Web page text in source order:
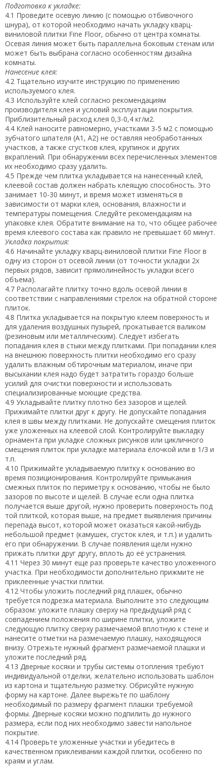
Подготовка к укладке:
4.1 Проведите осевую линию (с помощью отбивочного
шнура), от которой необходимо начать укладку кварц-
виниловой плитки Fine Floor, обычно от центра комнаты.
Осевая линия может быть параллельна боковым стенам или
может быть выбрана согласно особенностям дизайна
комнаты.
Нанесение клея:
4.2 Тщательно изучите инструкцию по применению
используемого клея.
4.3 Используйте клей согласно рекомендациям
производителя клея и условий эксплуатации покрытия.
Приблизительный расход клея 0,3-0,4 кг/м2.
4.4 Клей наносите равномерно, участками 3-5 м2 с помощью
зубчатого шпателя (А1, А2) не оставляя необработанных
участков, а также сгустков клея, крупинок и других
вкраплений. При обнаружении всех перечисленных элементов
их необходимо сразу удалить.
4.5 Прежде чем плитка укладывается на нанесенный клей,
клеевой состав должен набрать клеящую способность. Это
занимает 10-30 минут, и время может изменяться в
зависимости от марки клея, основания, влажности и
температуры помещения. Следуйте рекомендациям на
упаковке клея. Обратите внимание на то, что общее рабочее
время клеевого состава как правило не превышает 60 минут.
Укладка покрытия:
4.6 Начинайте укладку кварц-виниловой плитки Fine Floor в
одну из сторон от осевой линии (от точности укладки 2х
первых рядов, зависит прямолинейность укладки всего
объема).
4.7 Располагайте плитку точно вдоль осевой линии в
соответствии с направлениями стрелок на обратной стороне
плиток.
4.8 Плитка укладывается на покрытую клеем поверхность и
для удаления воздушных пузырей, прокатывается валиком
(резиновым или металлическим). Следует избегать
попадания клея в стыки между плитками. При попадании клея
на внешнюю поверхность плитки необходимо его сразу
удалить влажным обтирочным материалом, иначе при
высыхании клея надо будет затратить гораздо больше
усилий для очистки поверхности и использовать
специализированные моющие средства.
4.9 Укладывайте плитку плотно без зазоров и щелей.
Прижимайте плитки друг к другу. Не допускайте попадания
клея в швы между плитками. Не допускайте смещения плиток
уже уложенных на клеевой слой. Контролируйте выкладку
орнамента при укладке сложных рисунков или цикличного
смещения плиток при укладке материала ёлочкой или в 1/3 и
т.п.
4.10 Прижимайте укладываемую плитку к основанию во
время позиционирования. Контролируйте примыкания
смежных плиток по периметру к основанию, чтобы не было
зазоров по высоте и щелей. В случае если одна плитка
получается выше другой, нужно проверить поверхность под
той плиткой, которая выше, на предмет выявления причины
перепада высот, которой может оказаться какой-нибудь
небольшой предмет (камушек, сгусток клея, и т.п.) и удалить
его при обнаружении. В случае появления щели нужно
прижать плитки друг другу, вплоть до её устранения.
4.11 Через 30 минут еще раз проверьте качество уложенного
участка. При необходимости дополнительно прижмите не
приклеенные участки плитки.
4.12 Чтобы уложить последний ряд плашек, обычно
требуется подрезка материала. Выполните это следующим
образом: уложите плашку сверху на предыдущий ряд с
совпадением положения по ширине плитки, уложите
следующую плитку сверху размечаемой вплотную к стене и
нанесите отметки на размечаемую плашку, находящуюся
внизу. Отрежьте нужный фрагмент размечаемой плашки и
уложите последний ряд.
4.13 Дверные косяки и трубы системы отопления требуют
индивидуальной отделки, желательно использовать шаблон
из картона и тщательную разметку. Обрисуйте нужную
форму на картоне. Далее вырежьте по шаблону
необходимый по размеру фрагмент плашки требуемой
формы. Дверные косяки можно подпилить до нужного
размера, если под них необходимо завести напольное
покрытие.
4.14 Проверьте уложенные участки и убедитесь в
качественном приклеивании каждой плитки, особенно по
краям и углам.